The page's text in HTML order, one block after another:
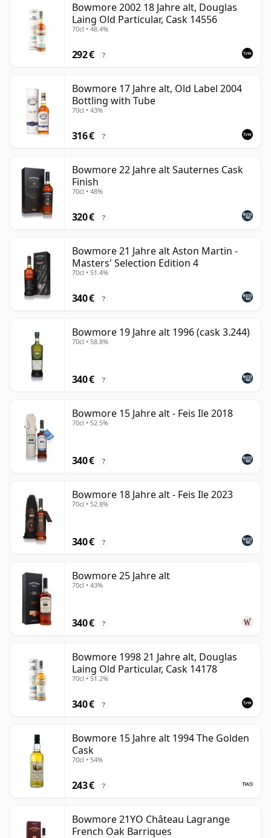
Bowmore 2002 18 Jahre alt, Douglas
Laing Old Particular, Cask 14556
70cl • 48.4%
292 € ?
Bowmore 17 Jahre alt, Old Label 2004
Bottling with Tube
70cl • 43%
316 € ?
Bowmore 22 Jahre alt Sauternes Cask
Finish
70cl • 48%
320 € ?
Bowmore 21 Jahre alt Aston Martin -
Masters' Selection Edition 4
70cl • 51.4%
340 € ?
Bowmore 19 Jahre alt 1996 (cask 3.244)
70cl • 58.8%
340 € ?
Bowmore 15 Jahre alt - Feis Ile 2018
70cl • 52.5%
340 € ?
Bowmore 18 Jahre alt - Feis Ile 2023
70cl • 52.8%
340 € ?
Bowmore 25 Jahre alt
70cl • 43%
340 € ?
Bowmore 1998 21 Jahre alt, Douglas
Laing Old Particular, Cask 14178
70cl • 51.2%
340 € ?
Bowmore 15 Jahre alt 1994 The Golden
Cask
70cl • 54%
243 € ?
Bowmore 21YO Château Lagrange
French Oak Barriques